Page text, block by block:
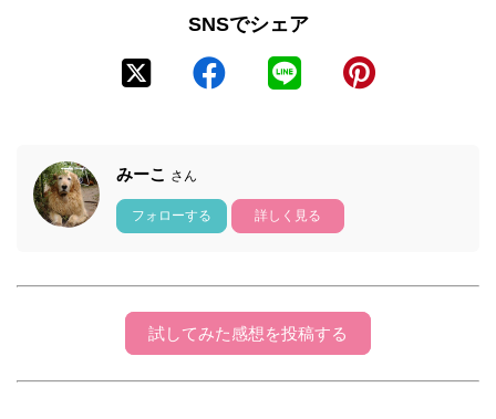
SNSでシェア
みーこ さん
フォローする 詳しく見る
試してみた感想を投稿する